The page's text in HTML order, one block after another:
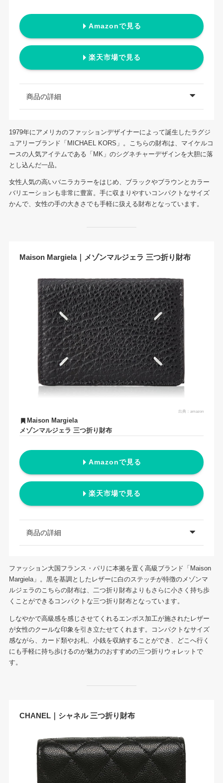
Amazonで見る
楽天市場で見る
商品の詳細
1979年にアメリカのファッションデザイナーによって誕生したラグジ
ュアリーブランド「MICHAEL KORS」。こちらの財布は、マイケルコ
ースの人気アイテムである「MK」のシグネチャーデザインを大胆に落
とし込んだ一品。
女性人気の高いバニラカラーをはじめ、ブラックやブラウンとカラー
バリエーションも非常に豊富。手に収まりやすいコンパクトなサイズ
かんで、女性の手の大きさでも手軽に扱える財布となっています。
Maison Margiela｜メゾンマルジェラ 三つ折り財布
出典：amazon
Maison Margiela
メゾンマルジェラ 三つ折り財布
Amazonで見る
楽天市場で見る
商品の詳細
ファッション大国フランス・パリに本拠を置く高級ブランド「Maison
Margiela」。黒を基調としたレザーに白のステッチが特徴のメゾンマ
ルジェラのこちらの財布は、二つ折り財布よりもさらに小さく持ち歩
くことができるコンパクトな三つ折り財布となっています。
しなやかで高級感を感じさせてくれるエンボス加工が施されたレザー
が女性のクールな印象を引き立たせてくれます。コンパクトなサイズ
感ながら、カード類やお札、小銭を収納することができ、どこへ行く
にも手軽に持ち歩けるのが魅力のおすすめの三つ折りウォレットで
す。
CHANEL｜シャネル 三つ折り財布